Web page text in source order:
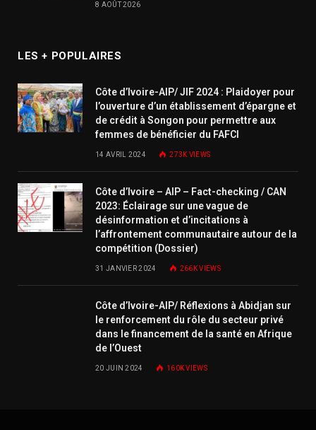
8 AOÛT 2026
LES + POPULAIRES
Côte d’Ivoire-AIP/ JIF 2024 : Plaidoyer pour
l’ouverture d’un établissement d’épargne et
de crédit à Songon pour permettre aux
femmes de bénéficier du FAFCI
14 AVRIL 2024 273KVIEWS
Côte d’Ivoire – AIP – Fact-checking / CAN
2023: Éclairage sur une vague de
désinformation et d’incitations à
l’affrontement communautaire autour de la
compétition (Dossier)
31 JANVIER 2024 266KVIEWS
Côte d’Ivoire-AIP/ Réflexions à Abidjan sur
le renforcement du rôle du secteur privé
dans le financement de la santé en Afrique
de l’Ouest
20 JUIN 2024 160KVIEWS